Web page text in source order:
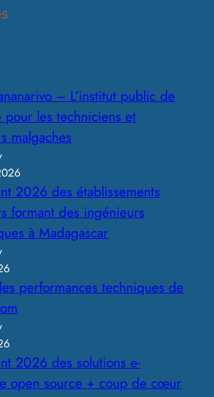
– L’institut public de
pour les techniciens et
malgaches
2026 des établissements
formant des ingénieurs
à Madagascar
performances techniques de
2026 des solutions e-
open source + coup de cœur